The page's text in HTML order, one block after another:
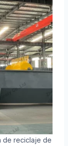
de reciclaje de